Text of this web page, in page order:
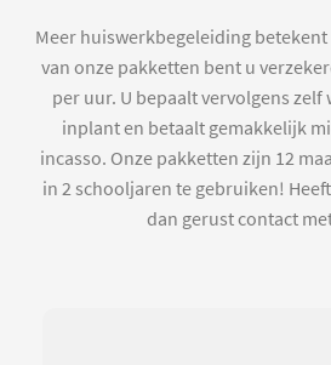
Meer huiswerkbegeleiding
van onze pakketten bent u
per uur. U bepaalt vervolgens zelf
inplant en betaalt gemakkelijk
incasso. Onze pakketten zijn 12
in 2 schooljaren te gebruiken!
dan gerust contact